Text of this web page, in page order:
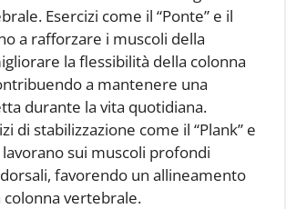
Esercizi come il “Ponte” e il
a rafforzare i muscoli della
la flessibilità della colonna
a mantenere una
durante la vita quotidiana.
di stabilizzazione come il “Plank” e
lavorano sui muscoli profondi
favorendo un allineamento
vertebrale.